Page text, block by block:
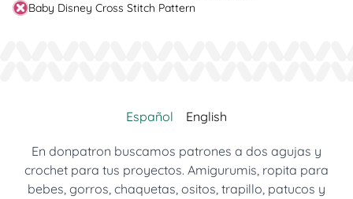
Baby Disney Cross Stitch Pattern
Español English
En donpatron buscamos patrones a dos agujas y
crochet para tus proyectos. Amigurumis, ropita para
bebes, gorros, chaquetas, ositos, trapillo, patucos y